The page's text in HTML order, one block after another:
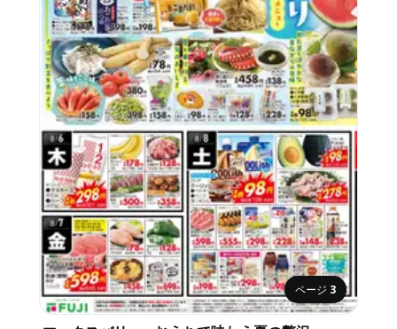
ページ 3